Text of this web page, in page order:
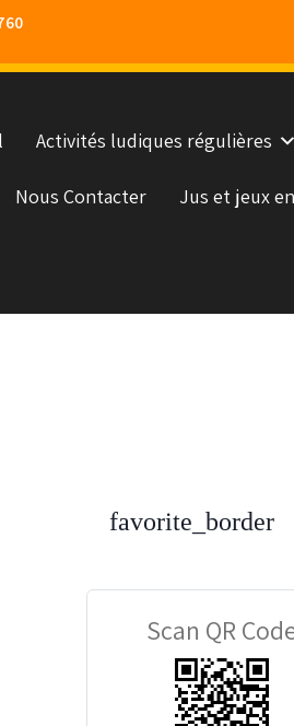
Activités ludiques régulières
Nous Contacter Jus et jeux
favorite_border
Scan QR